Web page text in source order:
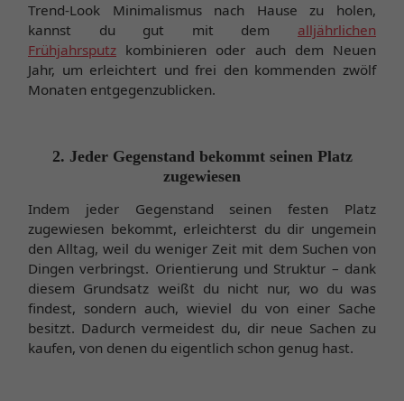
Trend-Look Minimalismus nach Hause zu holen,
kannst du gut mit dem alljährlichen
Frühjahrsputz kombinieren oder auch dem Neuen
Jahr, um erleichtert und frei den kommenden zwölf
Monaten entgegenzublicken.
2. Jeder Gegenstand bekommt seinen Platz
zugewiesen
Indem jeder Gegenstand seinen festen Platz
zugewiesen bekommt, erleichterst du dir ungemein
den Alltag, weil du weniger Zeit mit dem Suchen von
Dingen verbringst. Orientierung und Struktur – dank
diesem Grundsatz weißt du nicht nur, wo du was
findest, sondern auch, wieviel du von einer Sache
besitzt. Dadurch vermeidest du, dir neue Sachen zu
kaufen, von denen du eigentlich schon genug hast.